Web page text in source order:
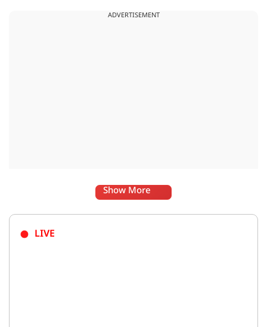
यहां तक गंभीर हैं कि बच्चों के पास ऑनलाइन फूड नहीं जा पा रहा है. ऐसी
ADVERTISEMENT
Show More
LIVE